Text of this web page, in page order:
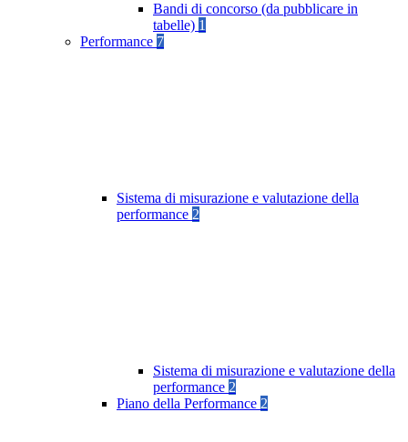
Bandi di concorso (da pubblicare in
tabelle) 1
Performance 7
Sistema di misurazione e valutazione della
performance 2
Sistema di misurazione e valutazione della
performance 2
Piano della Performance 2